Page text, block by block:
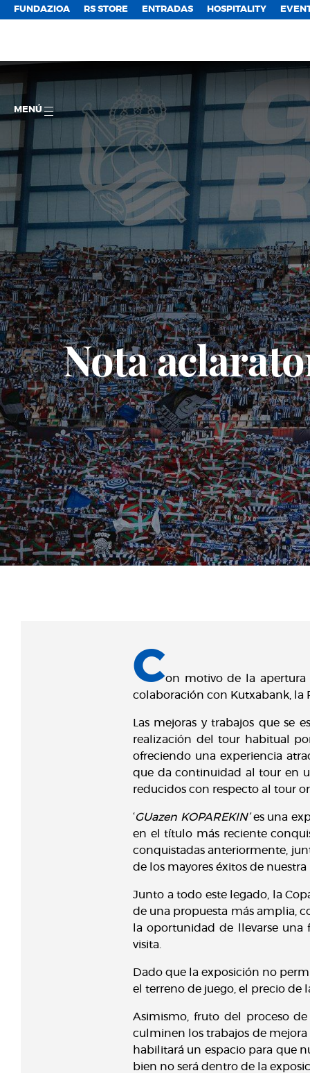
FUNDAZIOA RS STORE ENTRADAS HOSPITALITY
MENÚ
Nota
Con motivo de la apertura
colaboración con Kutxabank, la
Las mejoras y trabajos que se
realización del tour habitual
ofreciendo una experiencia
que da continuidad al tour en
reducidos con respecto al tour
‘GUazen KOPAREKIN’es una
en el título más reciente
conquistadas anteriormente,
de los mayores éxitos de
Junto a todo este legado, la
de una propuesta más amplia,
la oportunidad de llevarse
visita.
Dado que la exposición no
el terreno de juego, el precio de
Asimismo, fruto del proceso
culminen los trabajos de mejora
habilitará un espacio para que
bien no será dentro de la